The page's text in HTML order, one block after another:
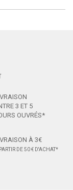
3 ET 5
OUVRÉS*
À 3€
DE 50 € D'ACHAT*